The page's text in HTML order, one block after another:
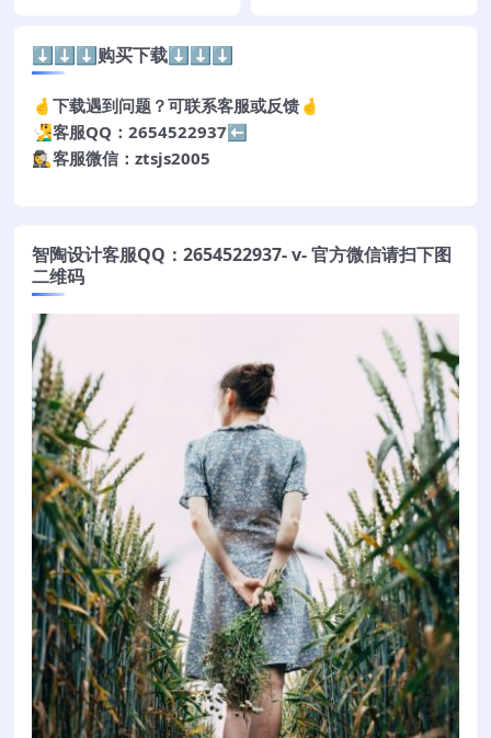
⬇️⬇️⬇️购买下载⬇️⬇️⬇️
🤞下载遇到问题？可联系客服或反馈🤞
🧏‍♂️客服QQ：2654522937⬅️
🕵️‍♀️客服微信：ztsjs2005
智陶设计客服QQ：2654522937- v- 官方微信请扫下图
二维码